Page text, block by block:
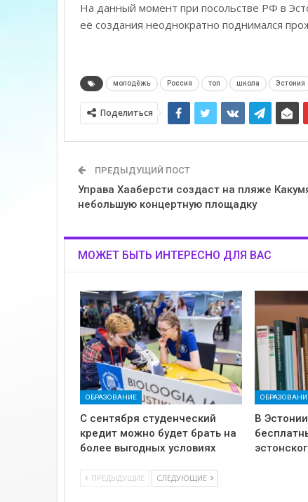
На данный момент при посольстве РФ в
её создания неоднократно поднимался
молодёжь Россия топ школа Эстония
Поделиться
ПРЕДЫДУЩИЙ ПОСТ
Управа Хааберсти создаст на пляже
небольшую концертную площадку
МОЖЕТ БЫТЬ ИНТЕРЕСНО ДЛЯ ВАС
ОБРАЗОВАНИЕ
С сентября студенческий
кредит можно будет брать на
более выгодных условиях
В
ПРЕДЫДУЩИЕ СЛЕДУЮЩИЕ